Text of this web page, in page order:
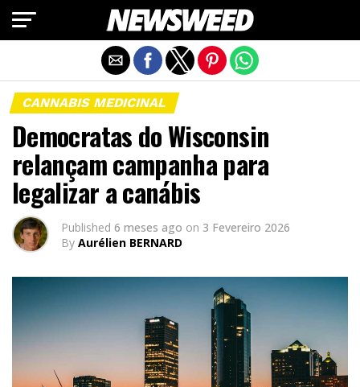
CANNABIS MEDICINAL
Democratas do Wisconsin
relançam campanha para
legalizar a canábis
Published 6 meses ago on 3 Fevereiro 2026
By Aurélien BERNARD
Exit mobile version